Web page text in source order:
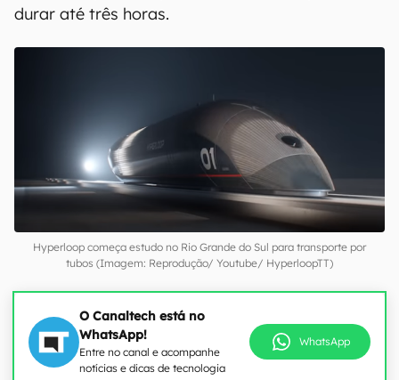
durar até três horas.
Hyperloop começa estudo no Rio Grande do Sul para transporte por
tubos (Imagem: Reprodução/ Youtube/ HyperloopTT)
O Canaltech está no
WhatsApp!
Entre no canal e acompanhe
notícias e dicas de tecnologia
WhatsApp